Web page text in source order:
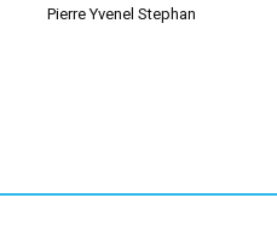
Pierre Yvenel Stephan